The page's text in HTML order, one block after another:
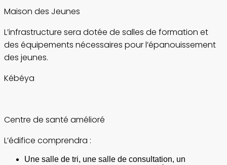
Maison des Jeunes
L’infrastructure sera dotée de salles de formation et
des équipements nécessaires pour l’épanouissement
des jeunes.
Kébéya
Centre de santé amélioré
L’édifice comprendra :
Une salle de tri, une salle de consultation, un